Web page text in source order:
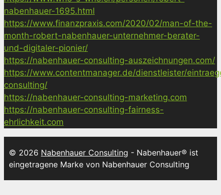
nabenhauer-1695.html
https://www.finanzpraxis.com/2020/02/man-of-the-
month-robert-nabenhauer-unternehmer-berater-
und-digitaler-pionier/
https://nabenhauer-consulting-auszeichnungen.com/
https://www.contentmanager.de/dienstleister/
consulting/
https://nabenhauer-consulting-marketing.com
https://nabenhauer-consulting-fairness-
ehrlichkeit.com
© 2026 Nabenhauer Consulting - Nabenhauer® ist
eingetragene Marke von Nabenhauer Consulting